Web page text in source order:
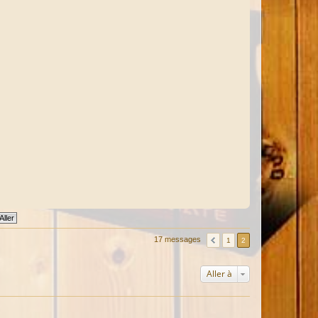
17 messages 1 2
Aller à